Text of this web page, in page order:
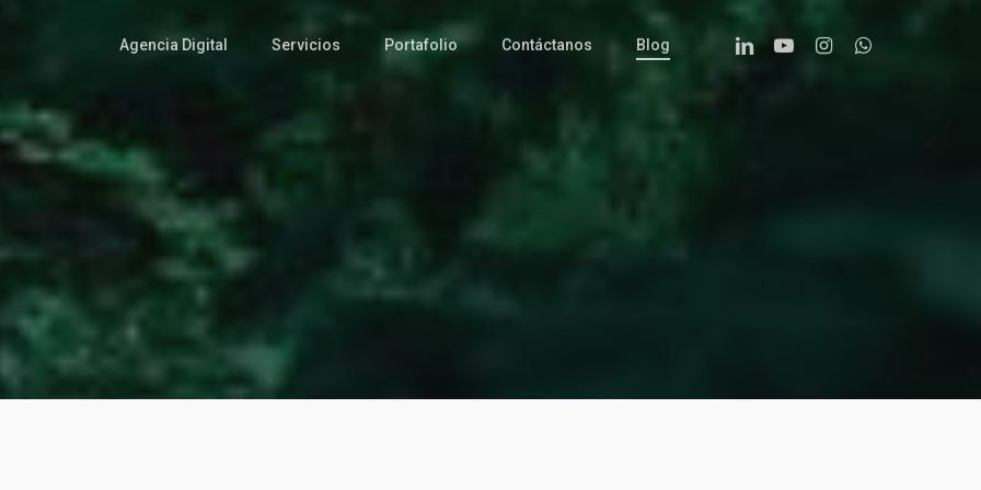
Agencia Digital Servicios Portafolio Contáctanos Blog LinkedinYoutubeInstagramWhatsapp